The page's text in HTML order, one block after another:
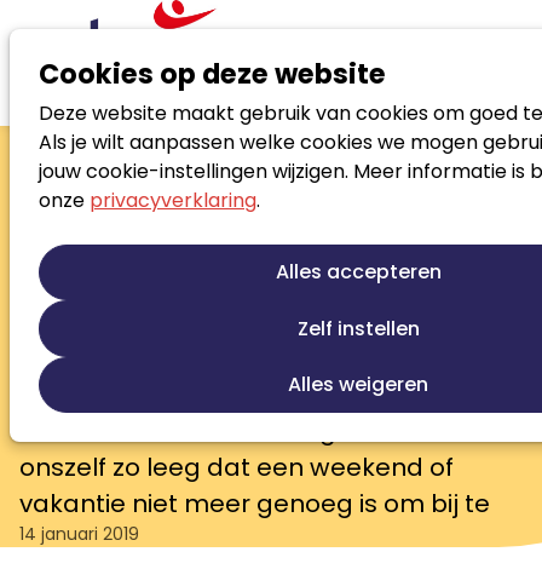
Cookies op deze website
Deze website maakt gebruik van cookies om goed
Als je wilt aanpassen welke cookies we mogen
jouw cookie-instellingen wijzigen. Meer informatie is
onze privacyverklaring.
Alles accepteren
Zelf instellen
Alles weigeren
Nieuws Het belang van bijtanken
Het belang van bijtanken
Met een lege tank kun je niet rijden.
Sterker nog, zelfs als je nog een beetje
benzine in je tank hebt, krijg je toch je
auto niet gestart (weet ik uit ervaring).
Hoe komt het dan toch dat zoveel van
ons met een bijna-lege energietank
onszelf zo leeg dat een weekend of
vakantie niet meer genoeg is om bij te
14 januari 2019